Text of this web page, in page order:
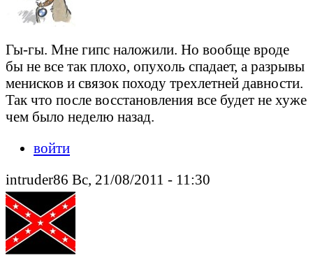
Гы-гы. Мне гипс наложили. Но вообще вроде
бы не все так плохо, опухоль спадает, а разрывы
менисков и связок походу трехлетней давности.
Так что после восстановления все будет не хуже
чем было неделю назад.
войти
intruder86 Вс, 21/08/2011 - 11:30